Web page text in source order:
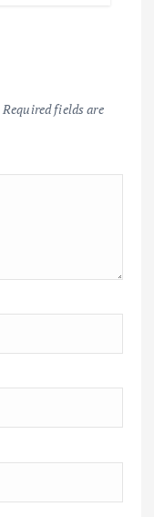
Required fields are